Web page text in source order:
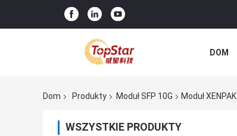
DOM
Dom Produkty Moduł SFP 10G Moduł
WSZYSTKIE PRODUKTY